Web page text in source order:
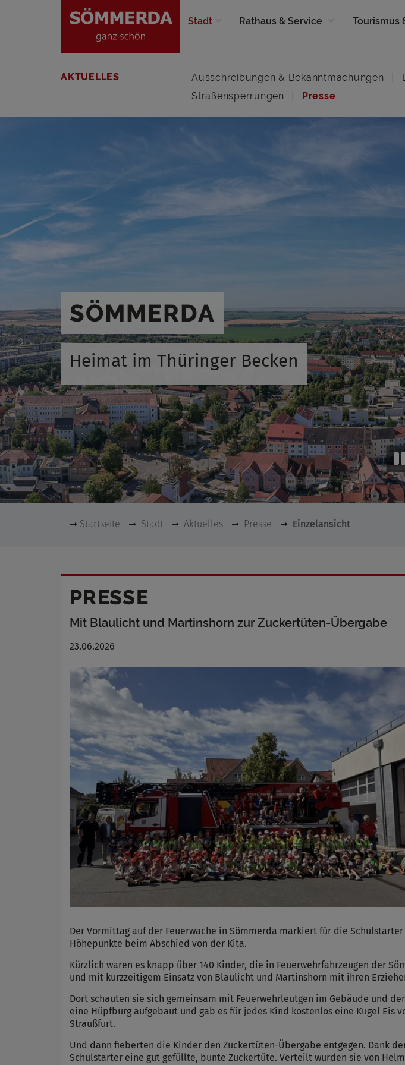
Stadt Rathaus & Service Tourismus
AKTUELLES Ausschreibungen & Bekanntmachungen
Straßensperrungen
Presse
SÖMMERDA
Heimat im Thüringer Becken
Startseite Stadt Aktuelles Presse Einzelansicht
PRESSE
Mit Blaulicht und Martinshorn zur Zuckertüten-Übergabe
23.06.2026
Der Vormittag auf der Feuerwache in Sömmerda markiert für die
Höhepunkte beim Abschied von der Kita.
Kürzlich waren es knapp über 140 Kinder, die in Feuerwehrfahrzeugen der
und mit kurzzeitigem Einsatz von Blaulicht und Martinshorn mit ihren
Dort schauten sie sich gemeinsam mit Feuerwehrleutgen im Gebäude und
eine Hüpfburg aufgebaut und gab es für jedes Kind kostenlos eine Kugel Eis
Straußfurt.
Und dann fieberten die Kinder den Zuckertüten-Übergabe entgegen. Dank
Schulstarter eine gut gefüllte, bunte Zuckertüte. Verteilt wurden sie von